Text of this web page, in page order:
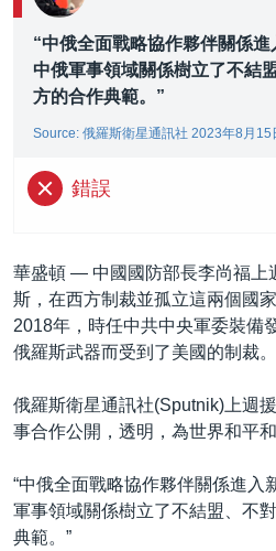
視頻存檔
YOUTUBE頻道
海外港人
港人港心
美國透視
建國史話
廣播節目表
關注我們
“中俄全面戰略協作夥伴關係進
中俄軍事領域關係樹立了不結
方的合作典範。”
Source: 俄羅斯衛星通訊社 2023年8月15
錯誤
華盛頓 — 中國國防部長李尚福上
斯，在西方制裁並孤立這兩個國
2018年，時任中共中央軍委裝備
俄羅斯武器而受到了美國的制裁。
俄羅斯衛星通訊社(Sputnik)上週
事合作公開，透明，為世界和平
“中俄全面戰略協作夥伴關係進入
軍事領域關係樹立了不結盟、不
典範。”